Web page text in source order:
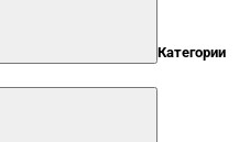
Категории